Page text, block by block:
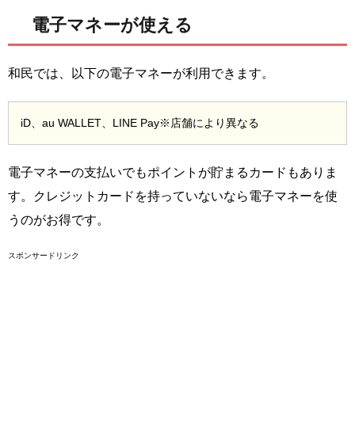
電子マネーが使える
和民では、以下の電子マネーが利用できます。
iD、au WALLET、LINE Pay※店舗により異なる
電子マネーの支払いでもポイントが貯まるカードもありま
す。クレジットカードを持っていないなら電子マネーを使
うのがお得です。
スポンサードリンク